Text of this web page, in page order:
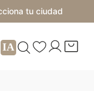
tu ciudad